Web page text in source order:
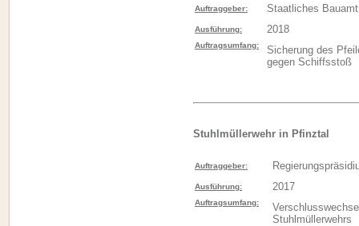
Auftraggeber: Staatliches
Ausführung: 2018
Auftragsumfang:
Sicherung des
gegen Schiffsstoß
Stuhlmüllerwehr in Pfinztal
Auftraggeber:
Ausführung: 2017
Auftragsumfang:
Stuhlmüllerwehrs